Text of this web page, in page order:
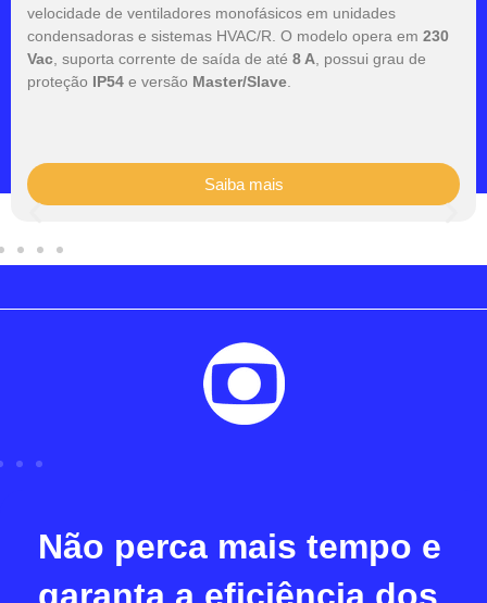
velocidade de ventiladores monofásicos em unidades
condensadoras e sistemas HVAC/R. O modelo opera em 230
Vac , suporta corrente de saída de até 8 A , possui grau de
proteção IP54 e versão Master/Slave
Saiba mais
Não perca mais tempo e